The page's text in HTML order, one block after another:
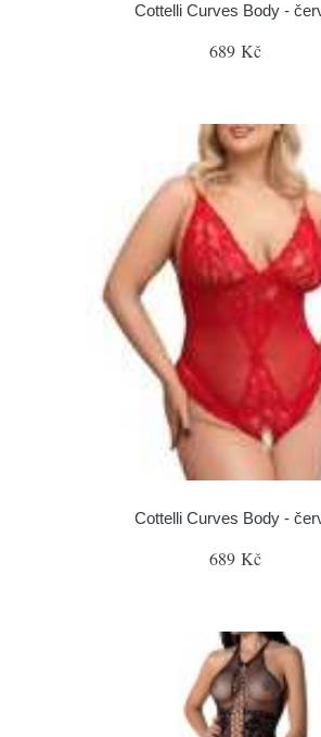
Cottelli Curves Body -
689 Kč
Cottelli Curves Body -
689 Kč